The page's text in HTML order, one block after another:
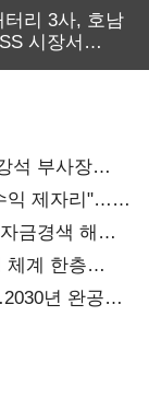
터리 3사, 호남
시장서
석 부사장
익 제자리"…
금경색 해소
체계 한층
년 완공